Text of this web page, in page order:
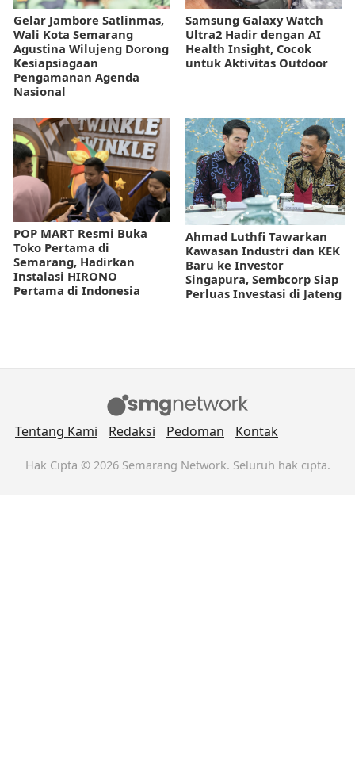
Gelar Jambore Satlinmas,
Wali Kota Semarang
Agustina Wilujeng Dorong
Kesiapsiagaan
Pengamanan Agenda
Nasional
Samsung Galaxy Watch
Ultra2 Hadir dengan AI
Health Insight, Cocok
untuk Aktivitas Outdoor
POP MART Resmi Buka
Toko Pertama di
Semarang, Hadirkan
Instalasi HIRONO
Pertama di Indonesia
Ahmad Luthfi Tawarkan
Kawasan Industri dan KEK
Baru ke Investor
Singapura, Sembcorp Siap
Perluas Investasi di Jateng
Tentang Kami Redaksi Pedoman Kontak
Hak Cipta © 2026 Semarang Network. Seluruh hak cipta.